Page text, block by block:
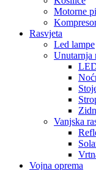
Motorne
Rasvjeta
Led lampe
Unutarnja
Vanjska
Vojna oprema